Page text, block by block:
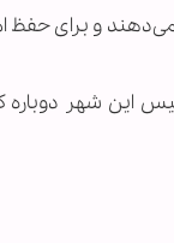
می‌دهند و برای
شهر دوباره